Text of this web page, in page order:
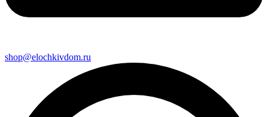
shop@elochkivdom.ru